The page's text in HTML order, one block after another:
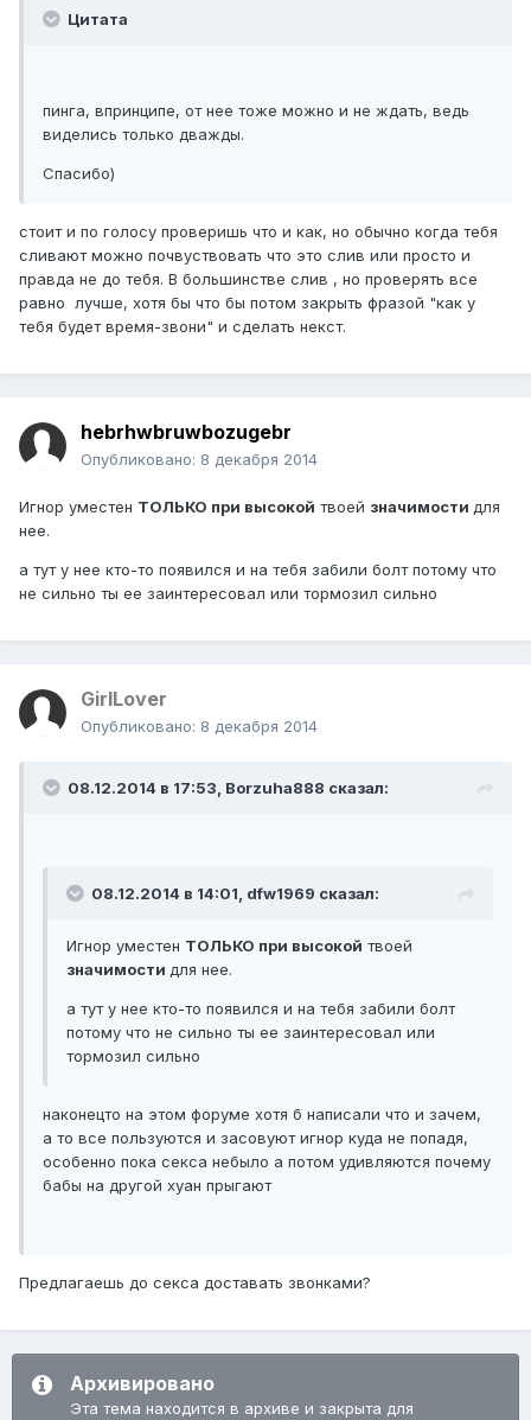
Цитата
пинга, впринципе, от нее тоже можно и не ждать, ведь
виделись только дважды.
Спасибо)
стоит и по голосу проверишь что и как, но обычно когда тебя
сливают можно почвуствовать что это слив или просто и
правда не до тебя. В большинстве слив , но проверять все
равно лучше, хотя бы что бы потом закрыть фразой "как у
тебя будет время-звони" и сделать некст.
hebrhwbruwbozugebr
Опубликовано: 8 декабря 2014
Игнор уместен ТОЛЬКО при высокой твоей значимости для
нее.
а тут у нее кто-то появился и на тебя забили болт потому что
не сильно ты ее заинтересовал или тормозил сильно
GirlLover
Опубликовано: 8 декабря 2014
08.12.2014 в 17:53, Borzuha888 сказал:
08.12.2014 в 14:01, dfw1969 сказал:
Игнор уместен ТОЛЬКО при высокой твоей
значимости для нее.
а тут у нее кто-то появился и на тебя забили болт
потому что не сильно ты ее заинтересовал или
тормозил сильно
наконецто на этом форуме хотя б написали что и зачем,
а то все пользуются и засовуют игнор куда не попадя,
особенно пока секса небыло а потом удивляются почему
бабы на другой хуан прыгают
Предлагаешь до секса доставать звонками?
Архивировано
Эта тема находится в архиве и закрыта для